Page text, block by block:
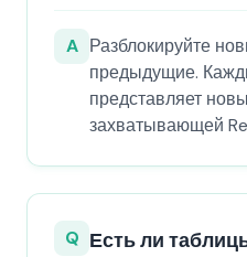
A Разблокируйте
предыдущие.
представляет
захватывающей
Q Есть ли